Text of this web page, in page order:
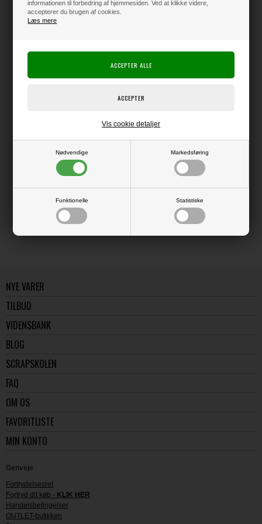
informationen til forbedring af hjemmesiden. Ved at klikke videre,
accepterer du brugen af cookies.
Læs mere
Nødvendige Markedsføring
Funktionelle Statistiske
Vis cookie detaljer
Producent:CraftAddictionUK
Dies, der kan bruges i f.eks. Big Shot eller andre die-cuttingsystemer.
Denne die skærer ikke, men præger et mønster i kartonen.
LÆS OG BLIV INSPIRERET
Læs flere artikler...
NYE VARER
TILBUD
VIDENSBANK
BLOG
SCRAPSKOLEN
FAQ
OM OS
FAVORITLISTE
MIN KONTO
Genveje
Fortrydelsesret
Fortryd dit køb - KLIK HER
Handelsbetingelser
OUTLET-butikken